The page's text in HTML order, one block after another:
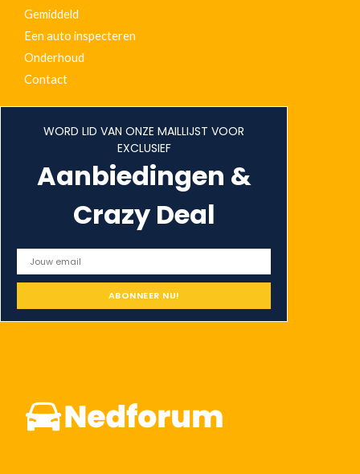
Gemiddeld
Een auto inspecteren
Onderhoud
Contact
WORD LID VAN ONZE MAILLIJST VOOR
EXCLUSIEF
Aanbiedingen &
Crazy Deal